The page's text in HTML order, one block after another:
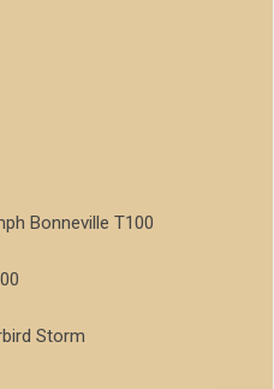
Bonneville T100
Storm